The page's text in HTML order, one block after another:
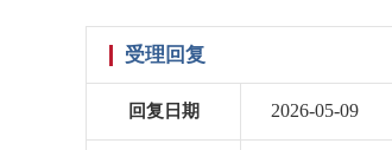
受理回复
回复日期 2026-05-09